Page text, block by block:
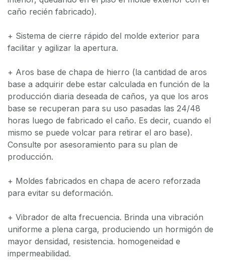
caño recién fabricado).
+ Sistema de cierre rápido del molde exterior para
facilitar y agilizar la apertura.
+ Aros base de chapa de hierro (la cantidad de aros
base a adquirir debe estar calculada en función de la
producción diaria deseada de caños, ya que los aros
base se recuperan para su uso pasadas las 24/48
horas luego de fabricado el caño. Es decir, cuando el
mismo se puede volcar para retirar el aro base).
Consulte por asesoramiento para su plan de
producción.
+ Moldes fabricados en chapa de acero reforzada
para evitar su deformación.
+ Vibrador de alta frecuencia. Brinda una vibración
uniforme a plena carga, produciendo un hormigón de
mayor densidad, resistencia. homogeneidad e
impermeabilidad.